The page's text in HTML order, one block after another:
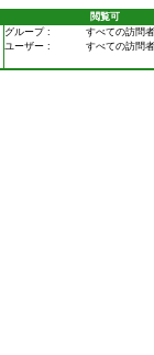
閲覧可
グループ : すべての訪問者
ユーザー : すべての訪問者